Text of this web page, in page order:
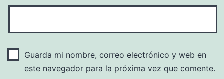
Guarda mi nombre, correo electrónico y web en
este navegador para la próxima vez que comente.